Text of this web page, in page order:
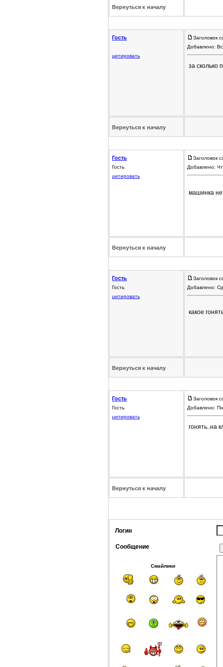
Вернуться к началу
Гость
цитировать
Заголовок
Добавлено:
за сколько
Вернуться к началу
Гость
Гость
цитировать
Заголовок
Добавлено:
машинка не
Вернуться к началу
Гость
Гость
цитировать
Заголовок
Добавлено:
какое
Вернуться к началу
Гость
Гость
цитировать
Заголовок
Добавлено:
гонять..на
Вернуться к началу
Логин
Сообщение
Смайлики